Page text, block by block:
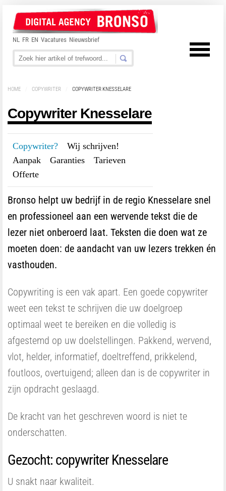
NL FR EN Vacatures Nieuwsbrief
HOME COPYWRITER COPYWRITER KNESSELARE
Copywriter Knesselare
Copywriter? Wij schrijven!
Aanpak
Garanties Tarieven
Offerte
Bronso helpt uw bedrijf in de regio Knesselare snel
en professioneel aan een wervende tekst die de
lezer niet onberoerd laat. Teksten die doen wat ze
moeten doen: de aandacht van uw lezers trekken én
vasthouden.
Copywriting is een vak apart. Een goede copywriter
weet een tekst te schrijven die uw doelgroep
optimaal weet te bereiken en die volledig is
afgestemd op uw doelstellingen. Pakkend, wervend,
vlot, helder, informatief, doeltreffend, prikkelend,
foutloos, overtuigend; alleen dan is de copywriter in
zijn opdracht geslaagd.
De kracht van het geschreven woord is niet te
onderschatten.
Gezocht: copywriter Knesselare
U snakt naar kwaliteit.